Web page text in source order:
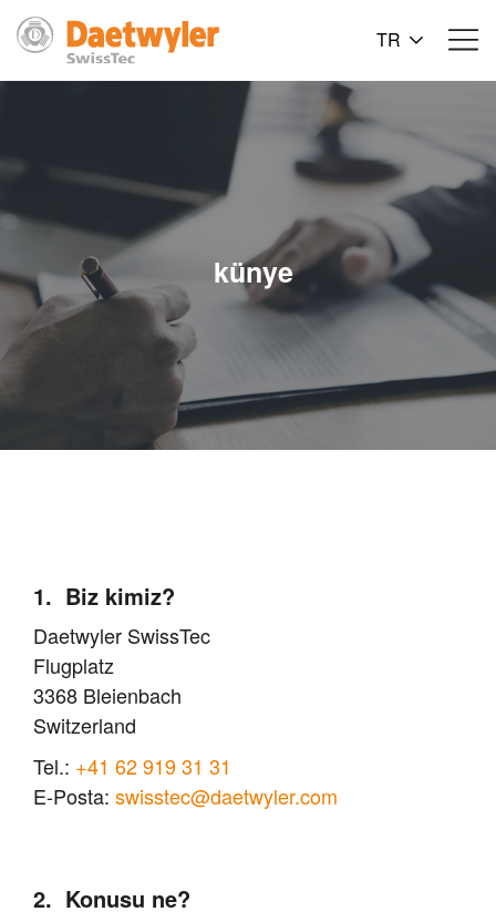
TR
künye
Biz kimiz?
Daetwyler SwissTec
Flugplatz
3368 Bleienbach
Switzerland
Tel.: +41 62 919 31 31
E-Posta: swisstec@daetwyler.com
Konusu ne?